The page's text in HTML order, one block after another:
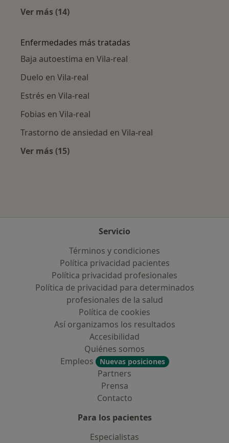
Ver más (14)
Enfermedades más tratadas
Baja autoestima en Vila-real
Duelo en Vila-real
Estrés en Vila-real
Fobias en Vila-real
Trastorno de ansiedad en Vila-real
Ver más (15)
Servicio
Términos y condiciones
Política privacidad pacientes
Política privacidad profesionales
Política de privacidad para determinados
profesionales de la salud
Política de cookies
Así organizamos los resultados
Accesibilidad
Quiénes somos
Empleos
Nuevas posiciones
Partners
Prensa
Contacto
Para los pacientes
Especialistas